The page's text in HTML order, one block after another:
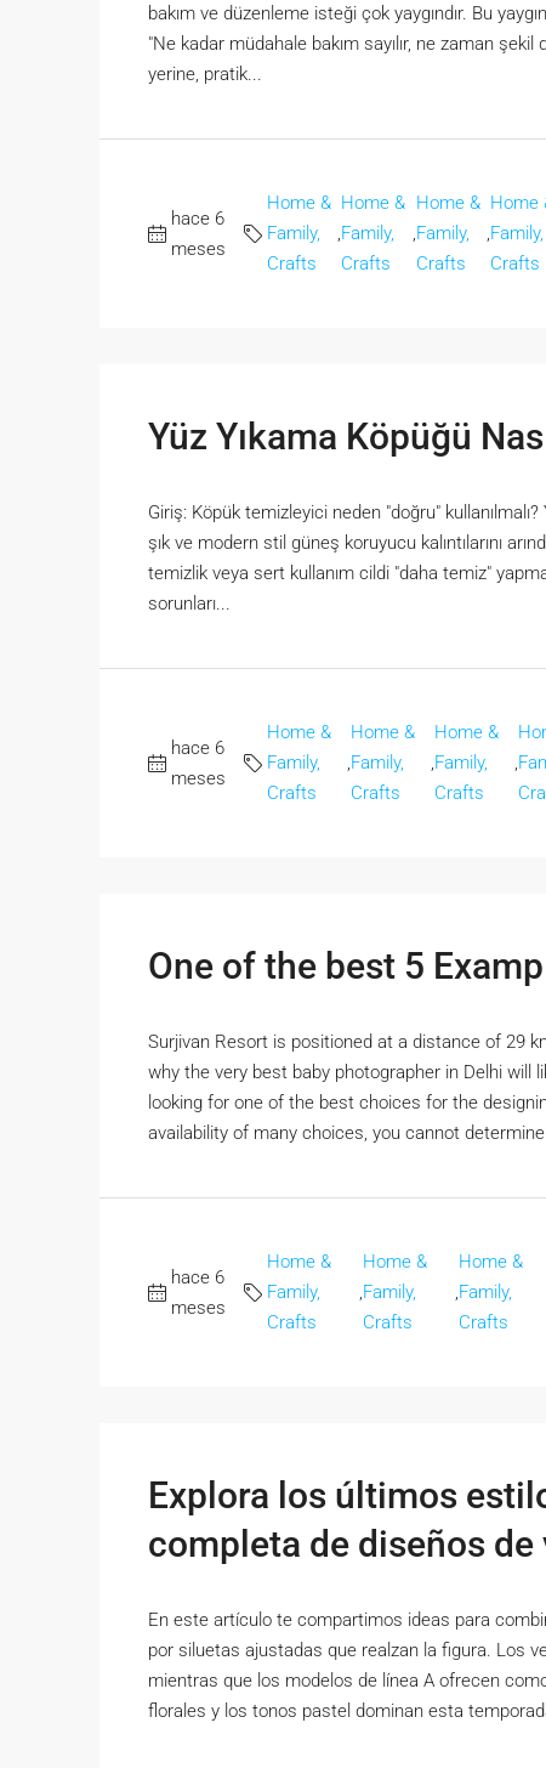
bakım ve düzenleme isteği çok yaygındır. Bu
"Ne kadar müdahale bakım sayılır, ne zaman
yerine, pratik...
hace 6
meses
Home &
Family,
Crafts
,
Home &
Family,
Crafts
,
Home &
Family,
Crafts
,
Home
Family,
Crafts
Yüz Yıkama Köpüğü
Giriş: Köpük temizleyici neden "doğru"
şık ve modern stil güneş koruyucu kalıntılarını
temizlik veya sert kullanım cildi "daha temiz"
sorunları...
hace 6
meses
Home &
Family,
Crafts
,
Home &
Family,
Crafts
,
Home &
Family,
Crafts
,
One of the best 5
Surjivan Resort is positioned at a distance of 29
why the very best baby photographer in Delhi
looking for one of the best choices for the
availability of many choices, you cannot
hace 6
meses
Home &
Family,
Crafts
,
Home &
Family,
Crafts
,
Home &
Family,
Crafts
Explora los últimos
completa de diseños
En este artículo te compartimos ideas para
por siluetas ajustadas que realzan la figura. Los
mientras que los modelos de línea A ofrecen
florales y los tonos pastel dominan esta